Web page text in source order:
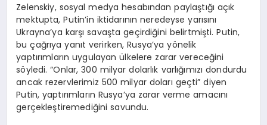
Zelenskiy, sosyal medya hesabından paylaştığı açık
mektupta, Putin’in iktidarının neredeyse yarısını
Ukrayna’ya karşı savaşta geçirdiğini belirtmişti. Putin,
bu çağrıya yanıt verirken, Rusya’ya yönelik
yaptırımların uygulayan ülkelere zarar vereceğini
söyledi. “Onlar, 300 milyar dolarlık varlığımızı dondurdu
ancak rezervlerimiz 500 milyar doları geçti” diyen
Putin, yaptırımların Rusya’ya zarar verme amacını
gerçekleştiremediğini savundu.